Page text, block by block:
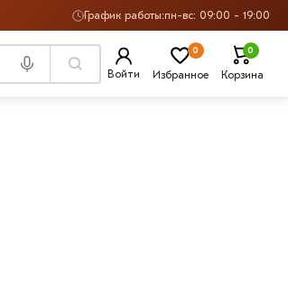
График работы:пн-вс: 09:00 - 19:00
Войти Избранное
0
Корзина
0